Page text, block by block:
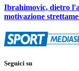
Ibrahimovic, dietro
motivazione
Seguici su